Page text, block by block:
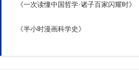
《一次读懂中国哲学·诸子百家闪耀时》
《半小时漫画科学史》